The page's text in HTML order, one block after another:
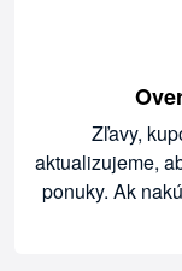
Zľavy,
aktualizujeme,
ponuky. Ak